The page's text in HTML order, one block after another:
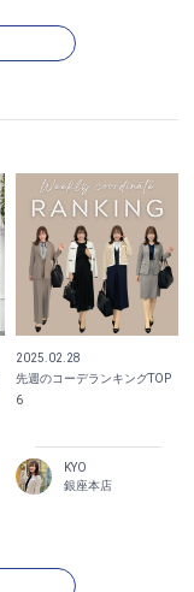
2025.02.28
先週のコーデランキングTOP
6
KYO
銀座本店